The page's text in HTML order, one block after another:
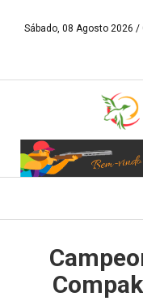
Sábado, 08 Agosto 2026 /